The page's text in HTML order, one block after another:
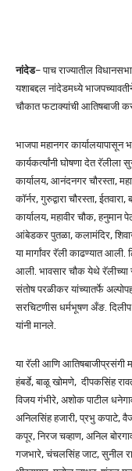
नांदेड– पाच राज्यातील
यशाबद्दल नांदेडमध्ये
चौकात फटाक्यांची आतिषबाजी
भाजपा महानगर
कार्यकर्त्यांनी घोषणा देत
कार्यालय, आनंदनगर चौरस्ता,
कॉर्नर, गुरुद्वारा चौरस्ता,
कार्यालय, महावीर चौक, हनुमान
आंबेडकर पुतळा, कलामंदिर,
या मार्गांवर रॅली काढण्यात
आली. भावसार चौक येथे रॅलीच्या
संतोष परळीकर यांच्यातर्फे
सरचिटणीस धर्मभूषण अँङ.
यांनी मानले.
या रॅली आणि आतिषबाजीप्रसंगी
हंबर्डे, बाळू खोमणे, दीपकसिंह
विजय गंभीरे, अशोक पाटील
अनिलसिंह हजारी, प्रभु कपाटे,
कपूर, निरज चव्हाण, अनिल
गजभारे, चंचलसिंह जाट, सुनील